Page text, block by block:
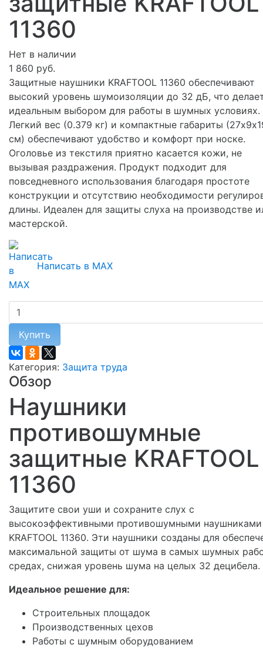
11360
Нет в наличии
1 860 руб.
Защитные наушники KRAFTOOL 11360 обеспечивают
высокий уровень шумоизоляции до 32 дБ, что
идеальным выбором для работы в шумных условиях.
Легкий вес (0.379 кг) и компактные габариты
см) обеспечивают удобство и комфорт при носке.
Оголовье из текстиля приятно касается кожи, не
вызывая раздражения. Продукт подходит для
повседневного использования благодаря простоте
конструкции и отсутствию необходимости
длины. Идеален для защиты слуха на производстве
мастерской.
Написать в MAX
Купить
Категория: Защита труда
Обзор
Наушники
противошумные
защитные KRAFTOOL
11360
Защитите свои уши и сохраните слух с
высокоэффективными противошумными наушниками
KRAFTOOL 11360. Эти наушники созданы для
максимальной защиты от шума в самых шумных
средах, снижая уровень шума на целых 32 децибела.
Идеальное решение для:
Строительных площадок
Производственных цехов
Работы с шумным оборудованием